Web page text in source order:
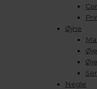
Øjne
Negle